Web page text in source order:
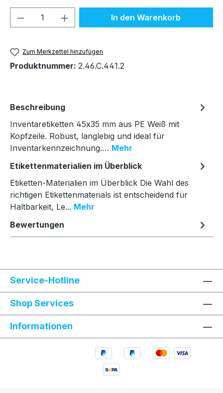
Produkt Anzahl: Gib denIn den Warenkorb
Zum Merkzettel hinzufügen
Produktnummer: 2.46.C.441.2
Beschreibung
Inventaretiketten 45x35 mm aus PE Weiß mit
Kopfzeile. Robust, langlebig und ideal für
Inventarkennzeichnung.… Mehr
Etikettenmaterialien im Überblick
Etiketten-Materialien im Überblick Die Wahl des
richtigen Etikettenmaterials ist entscheidend für
Haltbarkeit, Le... Mehr
Bewertungen
Service-Hotline
Shop Services
Informationen